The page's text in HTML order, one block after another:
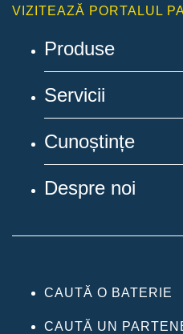
VIZITEAZĂ PORTALUL
Produse
Servicii
Cunoștințe
Despre noi
CAUTĂ O BATERIE
CAUTĂ UN